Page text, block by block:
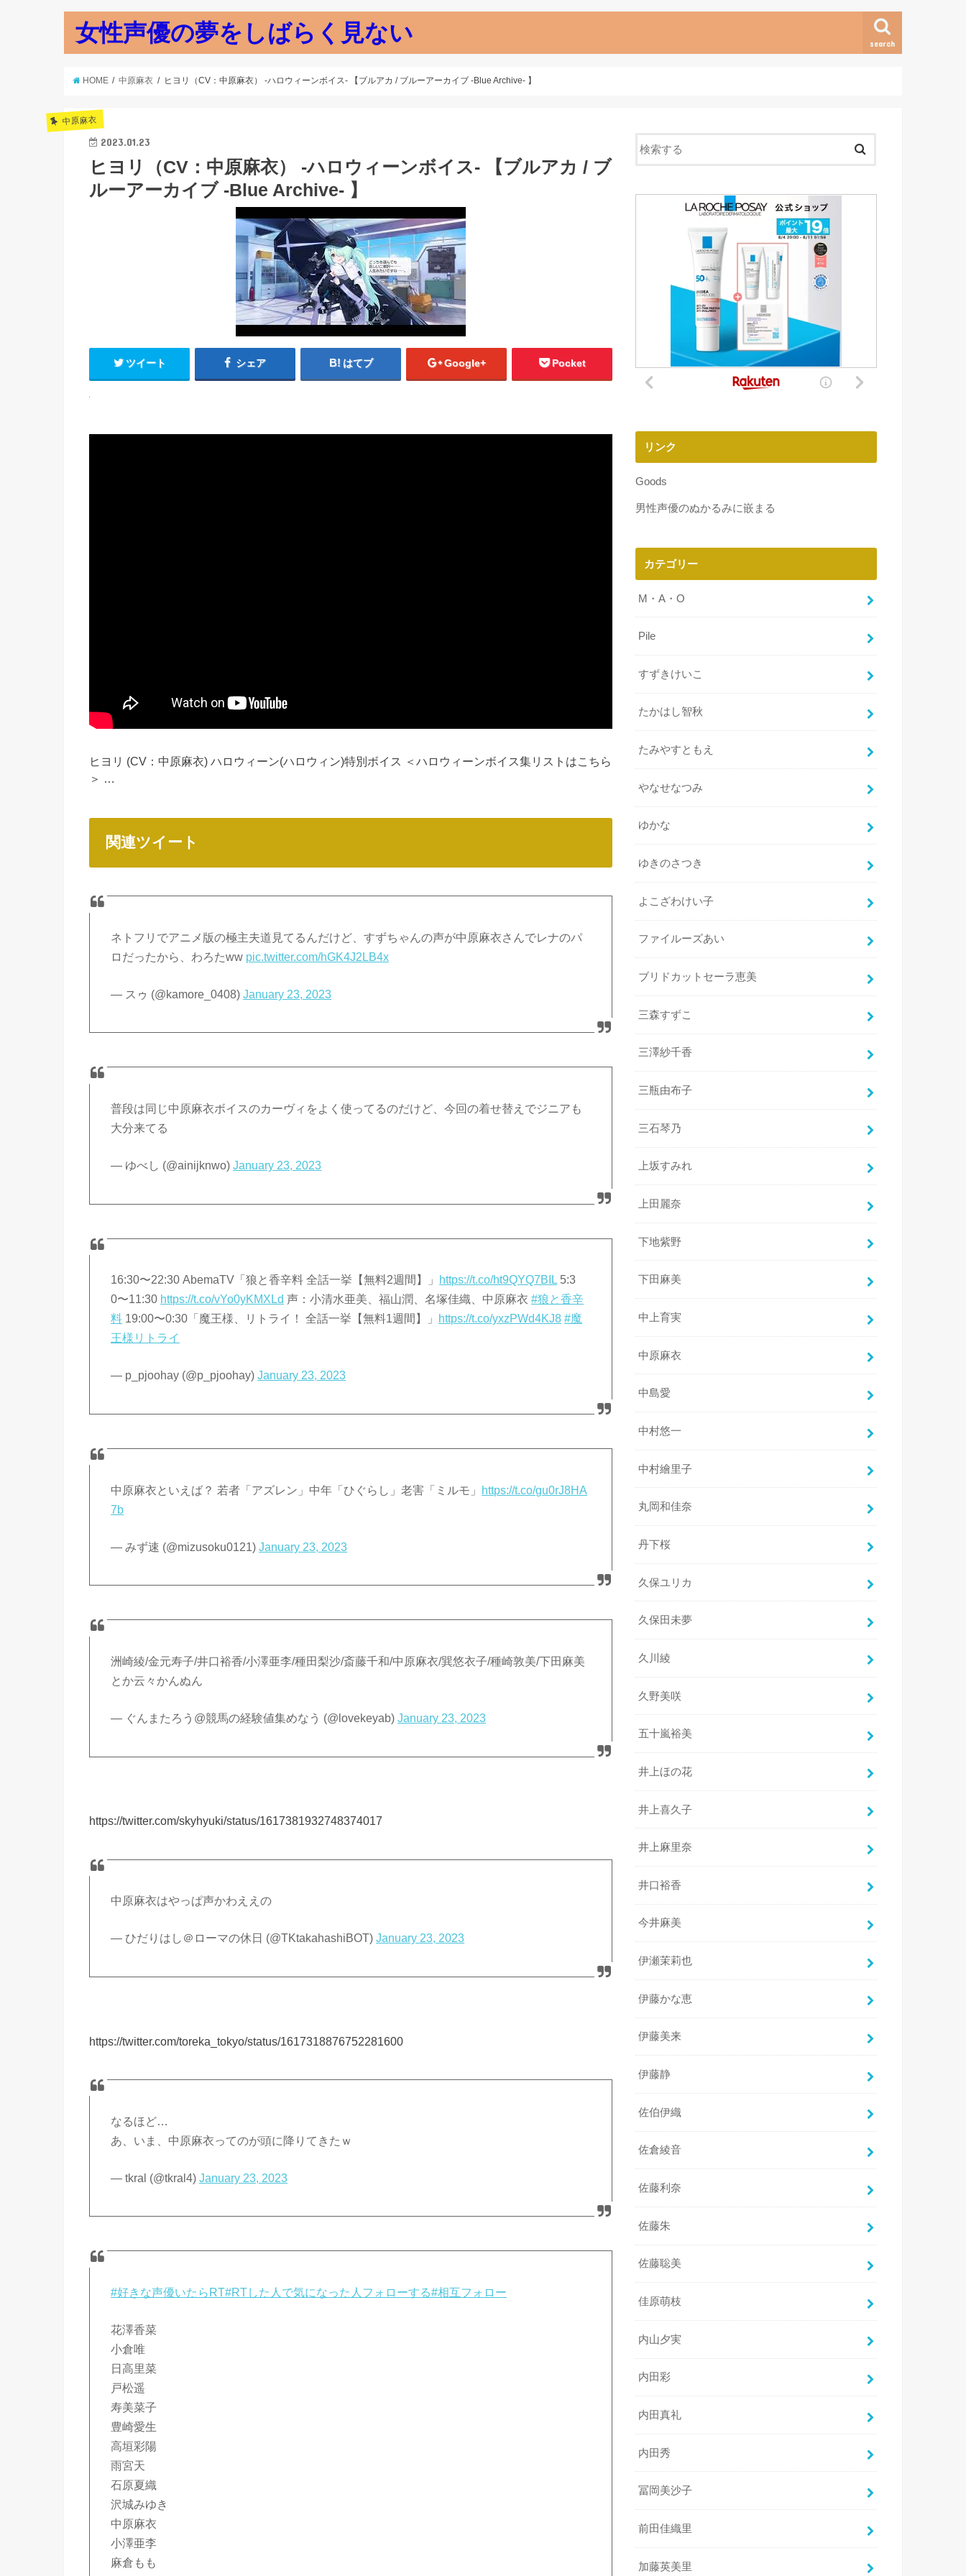
女性声優の夢をしばらく見ない search
HOME 中原麻衣 ヒヨリ（CV：中原麻衣） -ハロウィーンボイス- 【ブルアカ / ブルーアーカイブ -Blue Archive- 】
中原麻衣
2023.01.23
ヒヨリ（CV：中原麻衣） -ハロウィーンボイス- 【ブルアカ / ブ
ルーアーカイブ -Blue Archive- 】
ツイート シェア はてブ Google+ Pocket
ヒヨリ (CV：中原麻衣) ハロウィーン(ハロウィン)特別ボイス ＜ハロウィーンボイス集リストはこちら
＞ …
関連ツイート
ネトフリでアニメ版の極主夫道見てるんだけど、すずちゃんの声が中原麻衣さんでレナのパ
ロだったから、わろたww pic.twitter.com/hGK4J2LB4x
— スゥ (@kamore_0408)January 23, 2023
普段は同じ中原麻衣ボイスのカーヴィをよく使ってるのだけど、今回の着せ替えでジニアも
大分来てる
— ゆべし (@ainijknwo)January 23, 2023
16:30〜22:30 AbemaTV「狼と香辛料 全話一挙【無料2週間】」 https://t.co/ht9QYQ7BIL 5:3
0〜11:30 https://t.co/vYo0yKMXLd 声：小清水亜美、福山潤、名塚佳織、中原麻衣#狼と香辛
料 19:00〜0:30「魔王様、リトライ！ 全話一挙【無料1週間】」 https://t.co/yxzPWd4KJ8 #魔
王様リトライ
— p_pjoohay (@p_pjoohay)January 23, 2023
中原麻衣といえば？ 若者「アズレン」中年「ひぐらし」老害「ミルモ」
https://t.co/gu0rJ8HA
7b
— みず速 (@mizusoku0121)January 23, 2023
洲崎綾/金元寿子/井口裕香/小澤亜李/種田梨沙/斎藤千和/中原麻衣/巽悠衣子/種崎敦美/下田麻美
とか云々かんぬん
— ぐんまたろう@競馬の経験値集めなう (@lovekeyab)January 23, 2023
https://twitter.com/skyhyuki/status/1617381932748374017
中原麻衣はやっぱ声かわええの
— ひだりはし＠ローマの休日 (@TKtakahashiBOT)January 23, 2023
https://twitter.com/toreka_tokyo/status/1617318876752281600
なるほど…
あ、いま、中原麻衣ってのが頭に降りてきたｗ
— tkral (@tkral4)January 23, 2023
#好きな声優いたらRT#RTした人で気になった人フォローする#相互フォロー
花澤香菜
小倉唯
日高里菜
戸松遥
寿美菜子
豊崎愛生
高垣彩陽
雨宮天
石原夏織
沢城みゆき
中原麻衣
小澤亜李
麻倉もも
リンク
Goods
男性声優のぬかるみに嵌まる
カテゴリー
M・A・O
Pile
すずきけいこ
たかはし智秋
たみやすともえ
やなせなつみ
ゆかな
ゆきのさつき
よこざわけい子
ファイルーズあい
ブリドカットセーラ恵美
三森すずこ
三澤紗千香
三瓶由布子
三石琴乃
上坂すみれ
上田麗奈
下地紫野
下田麻美
中上育実
中原麻衣
中島愛
中村悠一
中村繪里子
丸岡和佳奈
丹下桜
久保ユリカ
久保田未夢
久川綾
久野美咲
五十嵐裕美
井上ほの花
井上喜久子
井上麻里奈
井口裕香
今井麻美
伊瀬茉莉也
伊藤かな恵
伊藤美来
伊藤静
佐伯伊織
佐倉綾音
佐藤利奈
佐藤朱
佐藤聡美
佳原萌枝
内山夕実
内田彩
内田真礼
内田秀
冨岡美沙子
前田佳織里
加藤英美里